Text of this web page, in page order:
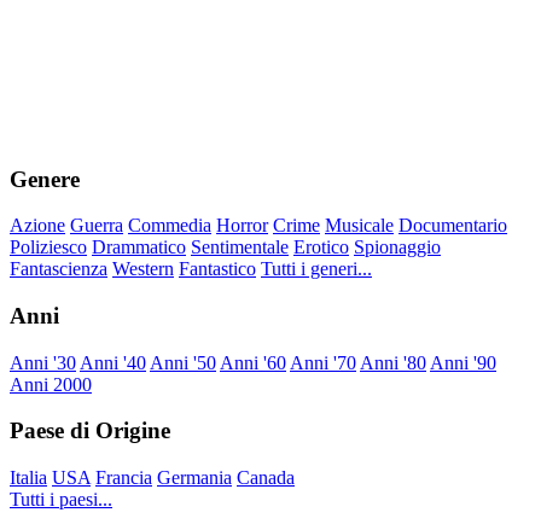
Genere
Azione Guerra Commedia Horror Crime Musicale Documentario
Poliziesco Drammatico Sentimentale Erotico Spionaggio
Fantascienza Western Fantastico Tutti i generi...
Anni
Anni '30 Anni '40 Anni '50 Anni '60 Anni '70 Anni '80 Anni '90
Anni 2000
Paese di Origine
Italia USA Francia Germania Canada
Tutti i paesi...